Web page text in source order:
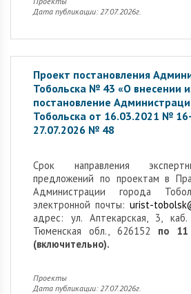
Дата публикации: 27.07.2026г.
Проект постановления
Тобольска № 43 «О внесении
постановление
Тобольска от 16.03.2021 №
27.07.2026 № 48
Cрок направления
предложений по проектам в
Администрации города
электронной почты: urist-
адрес: ул. Аптекарская, 3,
Тюменская обл., 626152 по 11
(включительно).
Проекты
Дата публикации: 27.07.2026г.